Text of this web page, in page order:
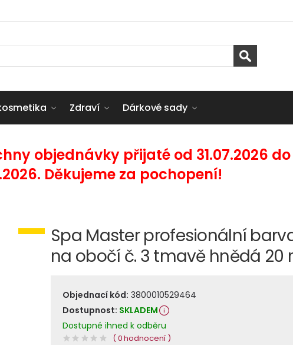
Zdraví Dárkové sady
objednávky přijaté od 31.07.2026 do
Děkujeme za pochopení!
Spa Master profesionální
na obočí č. 3 tmavě hnědá 20
Objednací kód: 3800010529464
Dostupnost: SKLADEM
Dostupné ihned k odběru
( 0 hodnocení )